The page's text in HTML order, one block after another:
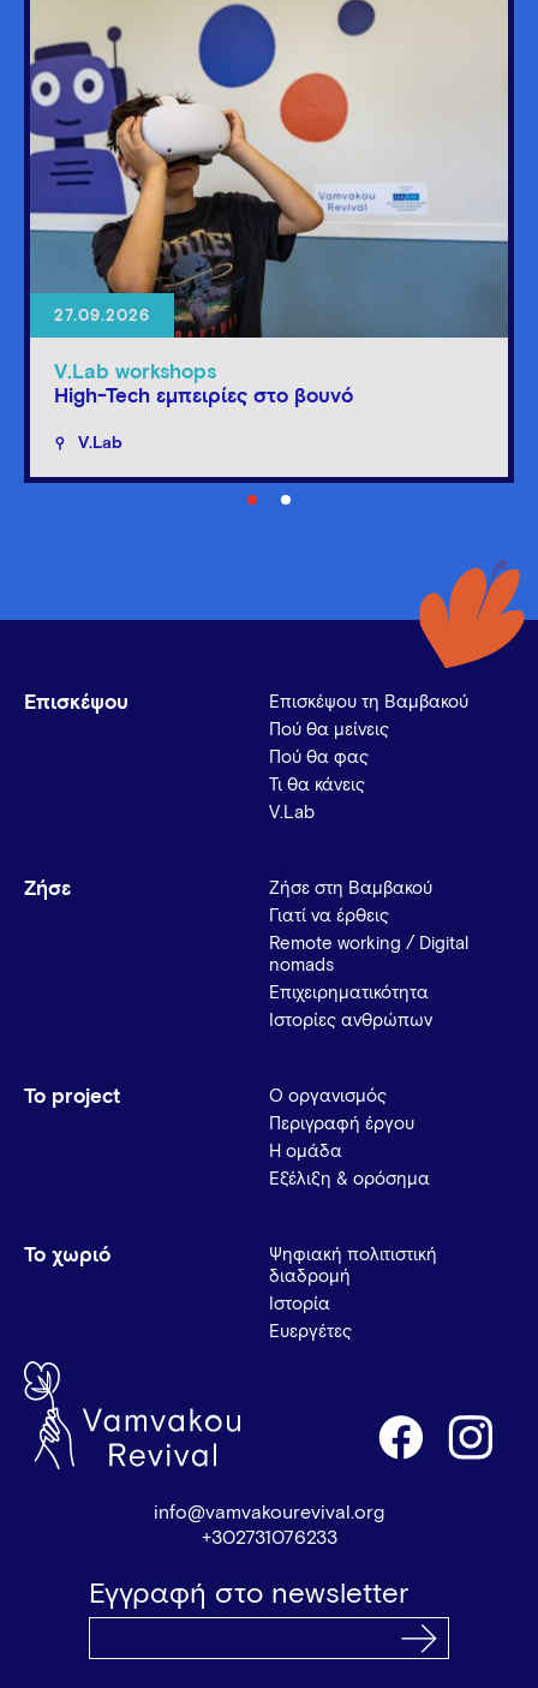
27.09.2026
V.Lab workshops
High-Tech εμπειρίες στο βουνό
V.Lab
Επισκέψου
Επισκέψου τη Βαμβακού
Πού θα μείνεις
Πού θα φας
Τι θα κάνεις
V.Lab
Ζήσε
Ζήσε στη Βαμβακού
Γιατί να έρθεις
Remote working / Digital
nomads
Επιχειρηματικότητα
Ιστορίες ανθρώπων
Το project
Ο οργανισμός
Περιγραφή έργου
Η ομάδα
Εξέλιξη & ορόσημα
Το χωριό
Ψηφιακή πολιτιστική
διαδρομή
Ιστορία
Ευεργέτες
info@vamvakourevival.org
+302731076233
Εγγραφή στο newsletter